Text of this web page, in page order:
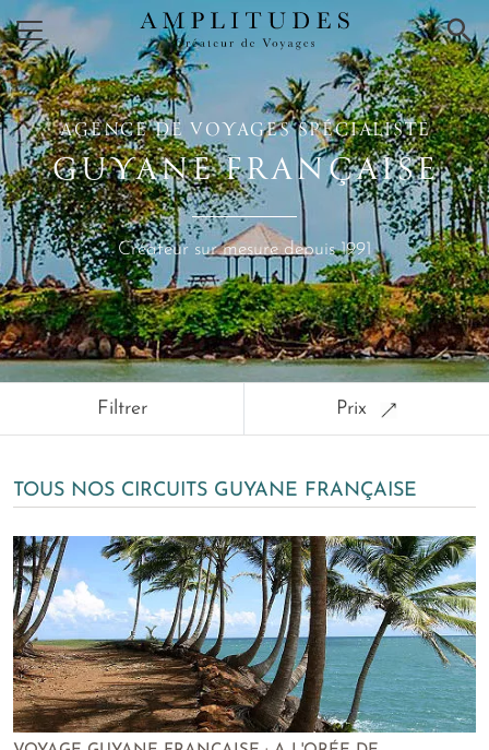
×
AGENCE DE VOYAGES SPÉCIALISTE
GUYANE FRANÇAISE
Créateur sur mesure depuis 1991
Filtrer Prix
TOUS NOS CIRCUITS GUYANE FRANÇAISE